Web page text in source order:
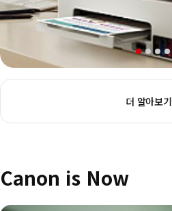
더 알아보기
Canon is Now